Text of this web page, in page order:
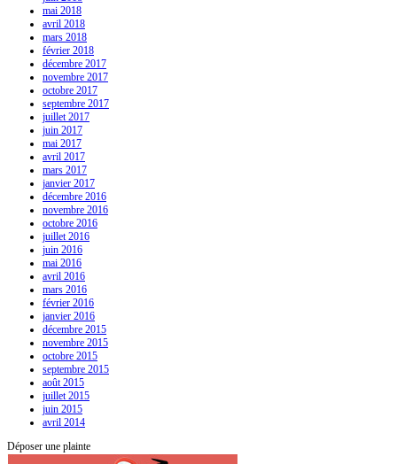
mai 2018
avril 2018
mars 2018
février 2018
décembre 2017
novembre 2017
octobre 2017
septembre 2017
juillet 2017
juin 2017
mai 2017
avril 2017
mars 2017
janvier 2017
décembre 2016
novembre 2016
octobre 2016
juillet 2016
juin 2016
mai 2016
avril 2016
mars 2016
février 2016
janvier 2016
décembre 2015
novembre 2015
octobre 2015
septembre 2015
août 2015
juillet 2015
juin 2015
avril 2014
Déposer une plainte